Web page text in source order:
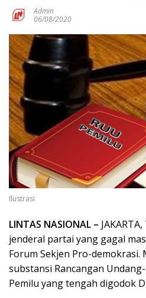
Admin
06/08/2020
Ilustrasi
LINTAS NASIONAL –
jenderal partai yang gagal
Forum Sekjen Pro-demokrasi.
substansi Rancangan
Pemilu yang tengah digodok